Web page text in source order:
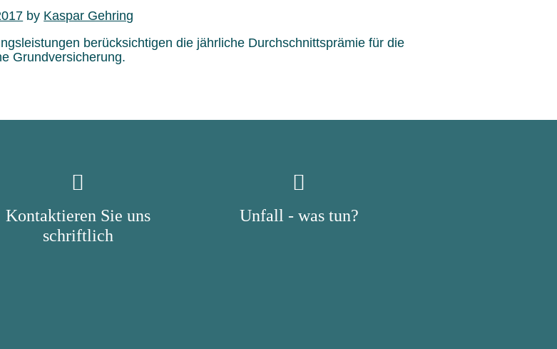
by Kaspar Gehring
berücksichtigen die jährliche Durchschnittsprämie für die
Grundversicherung.
Kontaktieren Sie uns
schriftlich
Unfall - was tun?